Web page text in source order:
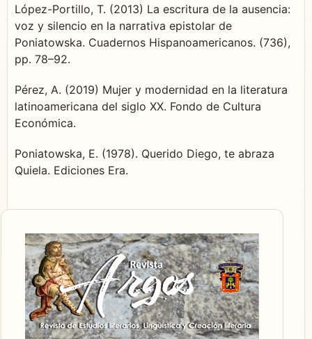
López-Portillo, T. (2013) La escritura de la ausencia:
voz y silencio en la narrativa epistolar de
Poniatowska. Cuadernos Hispanoamericanos. (736),
pp. 78–92.
Pérez, A. (2019) Mujer y modernidad en la literatura
latinoamericana del siglo XX. Fondo de Cultura
Económica.
Poniatowska, E. (1978). Querido Diego, te abraza
Quiela. Ediciones Era.